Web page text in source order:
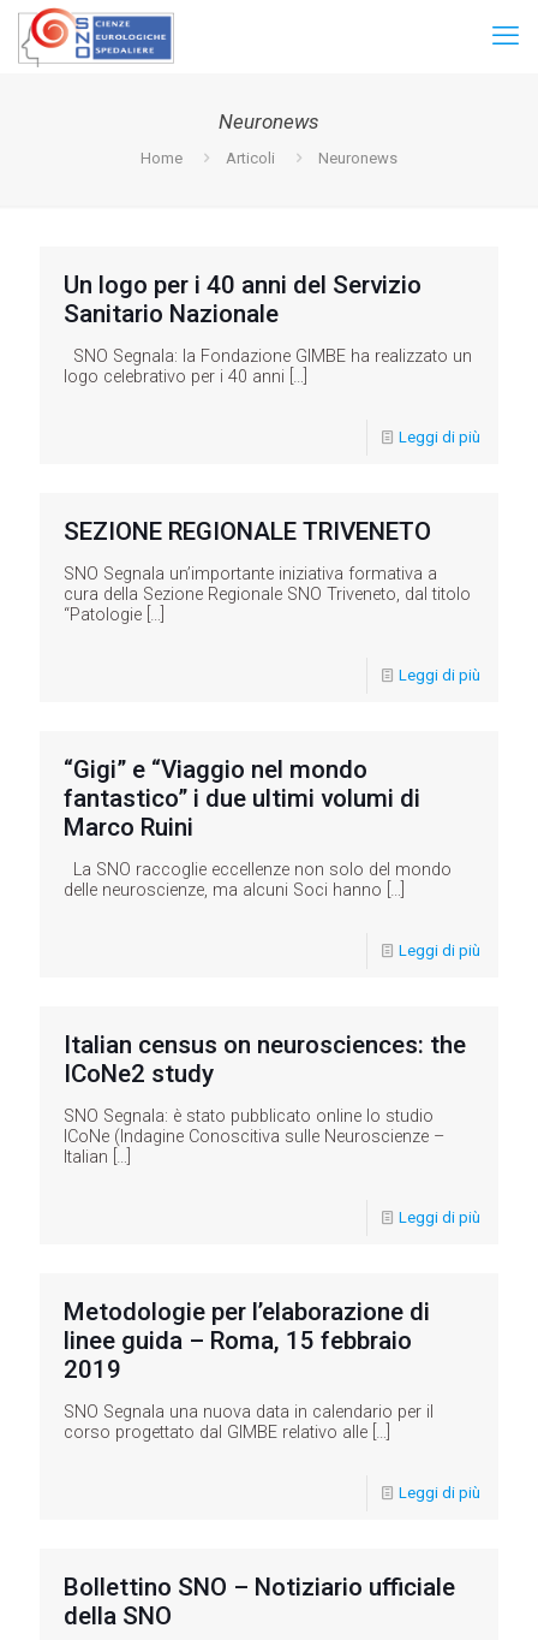
Neuronews
Home Articoli Neuronews
Un logo per i 40 anni del Servizio
Sanitario Nazionale
SNO Segnala: la Fondazione GIMBE ha realizzato un
logo celebrativo per i 40 anni […]
Leggi di più
SEZIONE REGIONALE TRIVENETO
SNO Segnala un’importante iniziativa formativa a
cura della Sezione Regionale SNO Triveneto, dal titolo
“Patologie […]
Leggi di più
“Gigi” e “Viaggio nel mondo
fantastico” i due ultimi volumi di
Marco Ruini
La SNO raccoglie eccellenze non solo del mondo
delle neuroscienze, ma alcuni Soci hanno […]
Leggi di più
Italian census on neurosciences: the
ICoNe2 study
SNO Segnala: è stato pubblicato online lo studio
ICoNe (Indagine Conoscitiva sulle Neuroscienze –
Italian […]
Leggi di più
Metodologie per l’elaborazione di
linee guida – Roma, 15 febbraio
2019
SNO Segnala una nuova data in calendario per il
corso progettato dal GIMBE relativo alle […]
Leggi di più
Bollettino SNO – Notiziario ufficiale
della SNO